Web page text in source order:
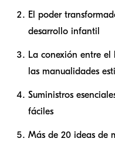
El poder
desarrollo infantil
La conexión entre
las manualidades
Suministros
fáciles
Más de 20 ideas de